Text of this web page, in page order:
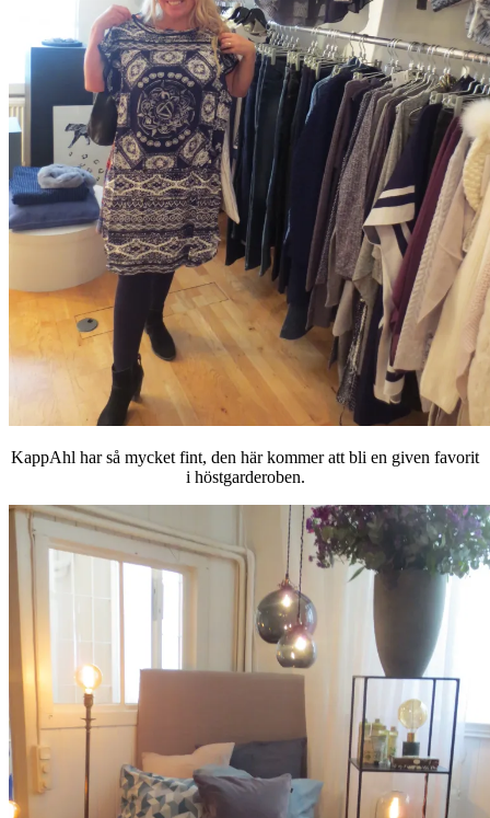
KappAhl har så mycket fint, den här kommer att bli en given favorit
i höstgarderoben.